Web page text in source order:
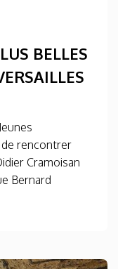
BELLES
rencontrer
Cramoisan
Bernard